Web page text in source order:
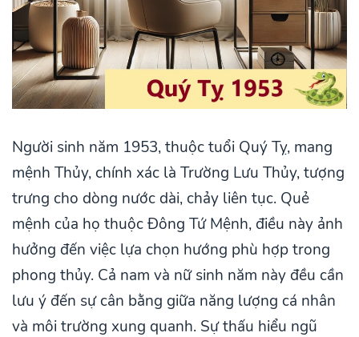
Người sinh năm 1953, thuộc tuổi Quý Tỵ, mang
mệnh Thủy, chính xác là Trường Lưu Thủy, tượng
trưng cho dòng nước dài, chảy liên tục. Quẻ
mệnh của họ thuộc Đông Tứ Mệnh, điều này ảnh
hưởng đến việc lựa chọn hướng phù hợp trong
phong thủy. Cả nam và nữ sinh năm này đều cần
lưu ý đến sự cân bằng giữa năng lượng cá nhân
và môi trường xung quanh. Sự thấu hiểu ngũ